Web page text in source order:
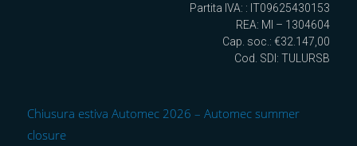
Partita IVA: : IT09625430153
REA: MI – 1304604
Cap. soc.: €32.147,00
Cod. SDI: TULURSB
Chiusura estiva Automec 2026 – Automec summer
closure